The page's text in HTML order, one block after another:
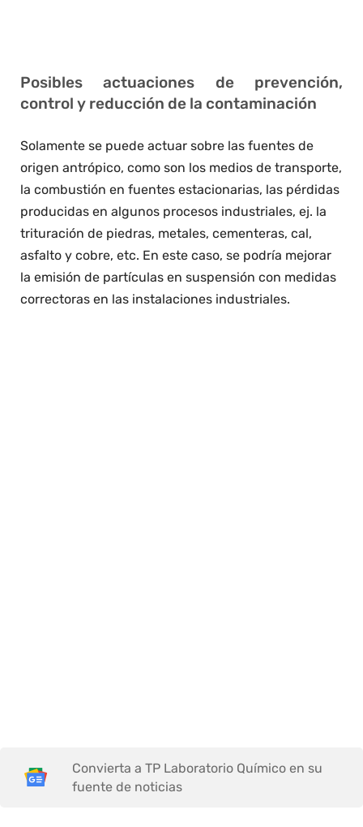
Posibles actuaciones de prevención,
control y reducción de la contaminación
Solamente se puede actuar sobre las fuentes de
origen antrópico, como son los medios de transporte,
la combustión en fuentes estacionarias, las pérdidas
producidas en algunos procesos industriales, ej. la
trituración de piedras, metales, cementeras, cal,
asfalto y cobre, etc. En este caso, se podría mejorar
la emisión de partículas en suspensión con medidas
correctoras en las instalaciones industriales.
Convierta a TP Laboratorio Químico en su
fuente de noticias